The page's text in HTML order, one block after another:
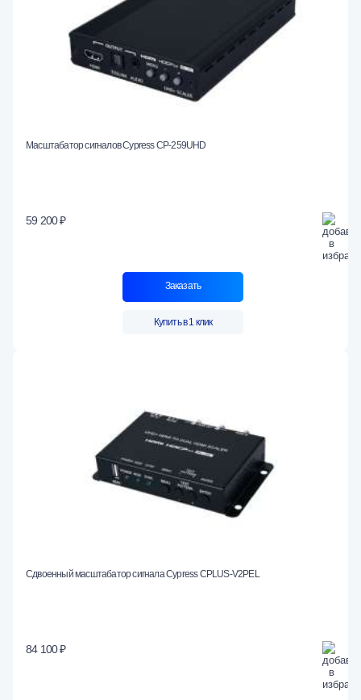
Масштабатор сигналов Cypress CP-259UHD
59 200 ₽
Заказать
Купить в 1 клик
Сдвоенный масштабатор сигнала Cypress CPLUS-V2PEL
84 100 ₽